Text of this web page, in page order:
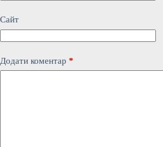
Сайт
Додати коментар *